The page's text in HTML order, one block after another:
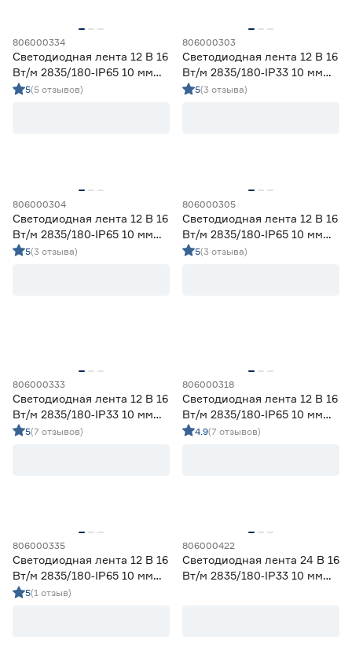
1 1,2 2
5
10 12
Ещё 1
Напряжение (В)
Мощность (Вт/м)
8 14,4
Ещё 11
82 90
Тип светодиода
806000334
Светодиодная лента 12 В 16
Вт/м 2835/180‑IP65 10 мм
холодный 2 м Geniled
5(5 отзывов)
806000303
Светодиодная лента 12 В 16
Вт/м 2835/180‑IP33 10 мм
теплый 5 м Geniled
5(3 отзыва)
806000304
Светодиодная лента 12 В 16
Вт/м 2835/180‑IP65 10 мм
теплый 2 м Geniled
5(3 отзыва)
806000305
Светодиодная лента 12 В 16
Вт/м 2835/180‑IP65 10 мм
теплый 5 м Geniled
5(3 отзыва)
806000333
Светодиодная лента 12 В 16
Вт/м 2835/180‑IP33 10 мм
холодный 5 м Geniled
5(7 отзывов)
806000318
Светодиодная лента 12 В 16
Вт/м 2835/180‑IP65 10 мм
дневной 2 м Geniled
4.9(7 отзывов)
806000335
Светодиодная лента 12 В 16
Вт/м 2835/180‑IP65 10 мм
холодный 5 м Geniled
5(1 отзыв)
806000422
Светодиодная лента 24 В 16
Вт/м 2835/180‑IP33 10 мм